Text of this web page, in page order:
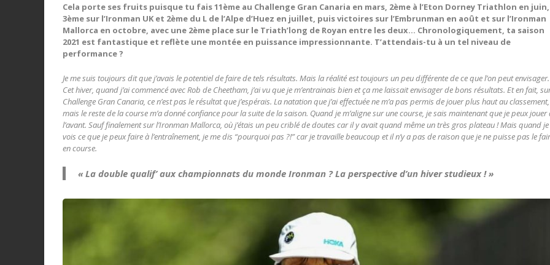
Cela porte ses fruits puisque tu fais 11ème au Challenge Gran Canaria en mars, 2ème à l’Eton Dorney Triathlon en juin,
3ème sur l’Ironman UK et 2ème du L de l’Alpe d’Huez en juillet, puis victoires sur l’Embrunman en août et sur l’Ironman
Mallorca en octobre, avec une 2ème place sur le Triath’long de Royan entre les deux… Chronologiquement, ta saison
2021 est fantastique et reflète une montée en puissance impressionnante. T’attendais-tu à un tel niveau de
performance ?
Je me suis toujours dit que j’avais le potentiel de faire de tels résultats. Mais la réalité est toujours un peu différente de ce que l’on peut envisager.
Cet hiver, quand j’ai commencé avec Rob de Cheetham, j’ai vu que je m’entrainais bien et ça me laissait envisager de bons résultats. Et en fait,
Challenge Gran Canaria, ce n’est pas le résultat que j’espérais. La natation que j’ai effectuée ne m’a pas permis de jouer plus haut au classement,
mais le reste de la course m’a donné confiance pour la suite de la saison. Quand je m’aligne sur une course, je sais maintenant que je peux jouer
l’avant. Sauf finalement sur l’Ironman Mallorca, où j’étais un peu criblé de doutes car il y avait quand même un très gros plateau ! Mais quand je
vois ce que je peux faire àl’entraînement, je me dis “pourquoi pas ?!” car je travaille beaucoup et il n’y a pas de raison que je ne puisse pas le
en course.
« La double qualif’ aux championnats du monde Ironman ? La perspective d’un hiver studieux ! »